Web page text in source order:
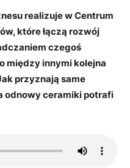
realizuje w Centrum
które łączą rozwój
czegoś
między innymi kolejna
przyznają same
odnowy ceramiki potrafi